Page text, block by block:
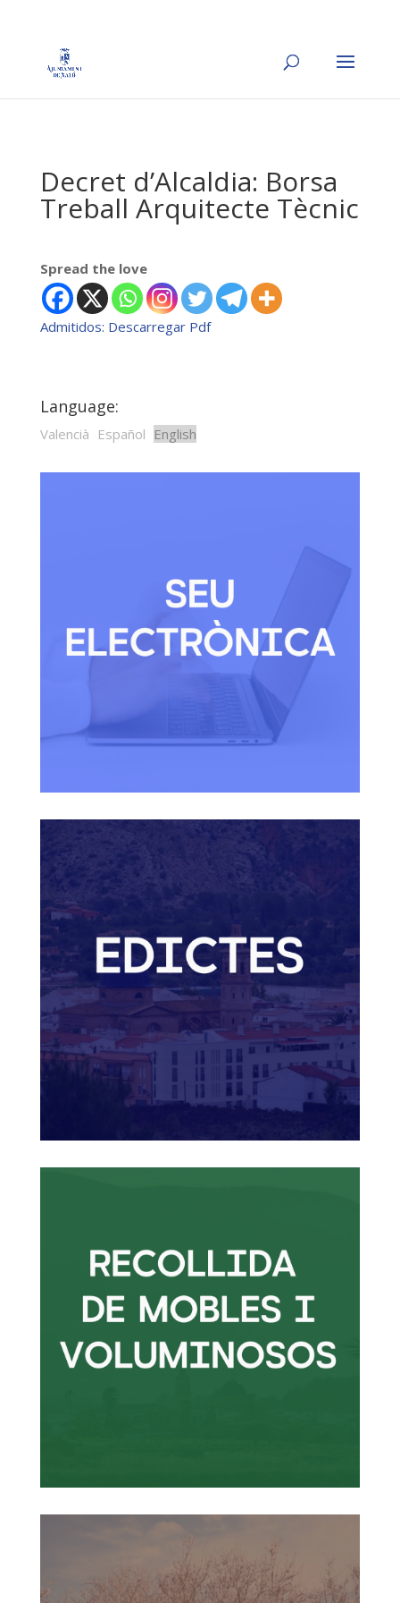
Decret d’Alcaldia: Borsa
Treball Arquitecte Tècnic
Spread the love
Admitidos: Descarregar Pdf
Language:
Valencià Español English